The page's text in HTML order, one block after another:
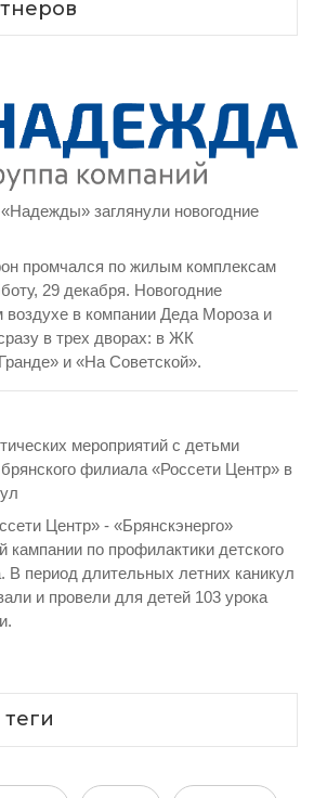
заглянули новогодние
промчался по жилым комплексам
29 декабря. Новогодние
воздухе в компании Деда Мороза и
в трех дворах: в ЖК
и «На Советской».
мероприятий с детьми
филиала «Россети Центр» в
Центр» - «Брянскэнерго»
кампании по профилактики детского
В период длительных летних каникул
и провели для детей 103 урока